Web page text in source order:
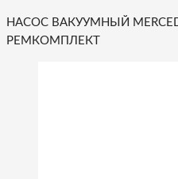
НАСОС ВАКУУМНЫЙ
РЕМКОМПЛЕКТ